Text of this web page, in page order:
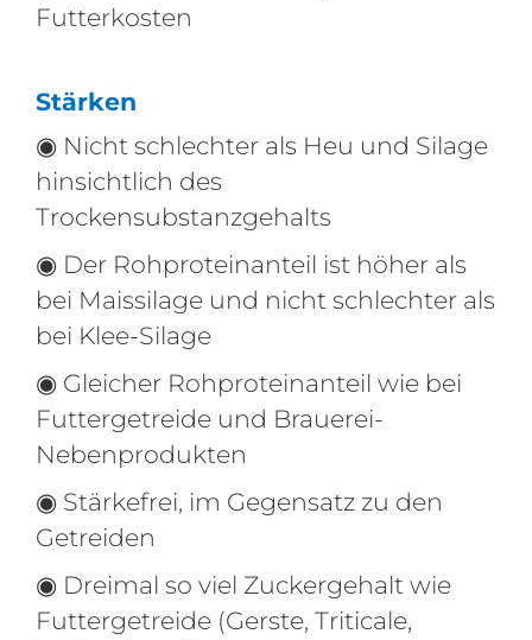
Futterkosten
Stärken
◉ Nicht schlechter als Heu und Silage
hinsichtlich des
Trockensubstanzgehalts
◉ Der Rohproteinanteil ist höher als
bei Maissilage und nicht schlechter als
bei Klee-Silage
◉ Gleicher Rohproteinanteil wie bei
Futtergetreide und Brauerei-
Nebenprodukten
◉ Stärkefrei, im Gegensatz zu den
Getreiden
◉ Dreimal so viel Zuckergehalt wie
Futtergetreide (Gerste, Triticale,